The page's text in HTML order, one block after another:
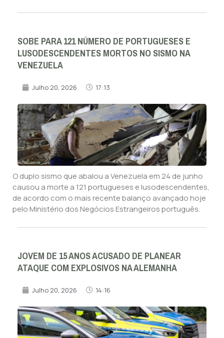
SOBE PARA 121 NÚMERO DE PORTUGUESES E
LUSODESCENDENTES MORTOS NO SISMO NA
VENEZUELA
Julho 20, 2026 17:13
O duplo sismo que abalou a Venezuela em 24 de junho
causou a morte a 121 portugueses e lusodescendentes,
de acordo com o mais recente balanço avançado hoje
pelo Ministério dos Negócios Estrangeiros português.
JOVEM DE 15 ANOS ACUSADO DE PLANEAR
ATAQUE COM EXPLOSIVOS NA ALEMANHA
Julho 20, 2026 14:16